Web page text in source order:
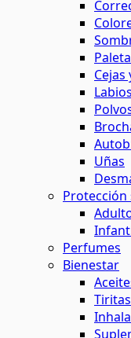
Cejas
Labios
Uñas
Protección
Perfumes
Bienestar
Tiritas